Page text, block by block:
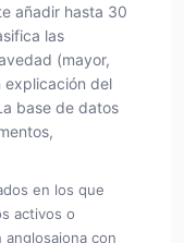
añadir hasta 30
las
(mayor,
explicación del
base de datos
en los que
activos o
con